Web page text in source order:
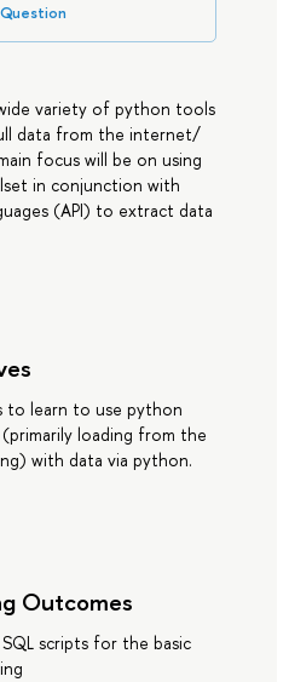
variety of python tools
data from the internet/
focus will be on using
in conjunction with
(API) to extract data
to learn to use python
loading from the
with data via python.
Outcomes
scripts for the basic